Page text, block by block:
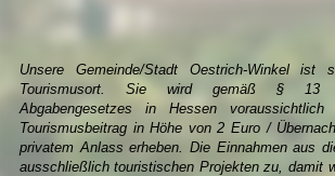
Unsere Gemeinde/Stadt Oestrich-Winkel ist
Tourismusort. Sie wird gemäß § 13
Abgabengesetzes in Hessen
Tourismusbeitrag in Höhe von 2 Euro /
privatem Anlass erheben. Die Einnahmen aus
ausschließlich touristischen Projekten zu, damit